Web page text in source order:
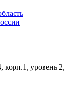
корп.1, уровень 2,